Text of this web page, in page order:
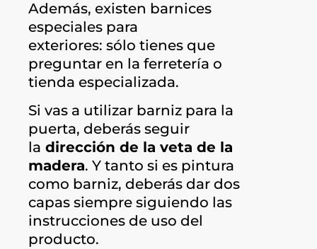
Además, existen barnices
especiales para
exteriores: sólo tienes que
preguntar en la ferretería o
tienda especializada.
Si vas a utilizar barniz para la
puerta, deberás seguir
la dirección de la veta de la
madera. Y tanto si es pintura
como barniz, deberás dar dos
capas siempre siguiendo las
instrucciones de uso del
producto.